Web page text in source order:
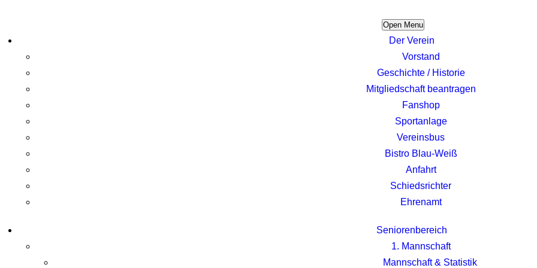
Open Menu
Der Verein
Vorstand
Geschichte / Historie
Mitgliedschaft beantragen
Fanshop
Sportanlage
Vereinsbus
Bistro Blau-Weiß
Anfahrt
Schiedsrichter
Ehrenamt
Seniorenbereich
1. Mannschaft
Mannschaft & Statistik